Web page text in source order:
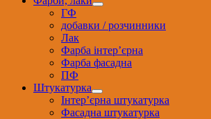
ГФ
добавки / розчинники
Лак
Фарба інтер’єрна
Фарба фасадна
ПФ
Штукатурка
Інтер’єрна штукатурка
Фасадна штукатурка